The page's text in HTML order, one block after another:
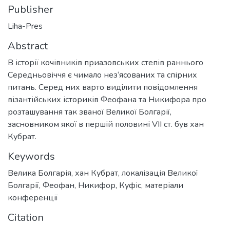
Publisher
Liha-Pres
Abstract
В історії кочівників приазовських степів раннього
Середньовіччя є чимало нез‘ясованих та спірних
питань. Серед них варто виділити повідомлення
візантійських істориків Феофана та Никифора про
розташування так званої Великої Болгарії,
засновником якої в першій половині VII ст. був хан
Кубрат.
Keywords
Велика Болгарія, хан Кубрат, локалізація Великої
Болгарії, Феофан, Никифор, Куфіс, матеріали
конференції
Citation